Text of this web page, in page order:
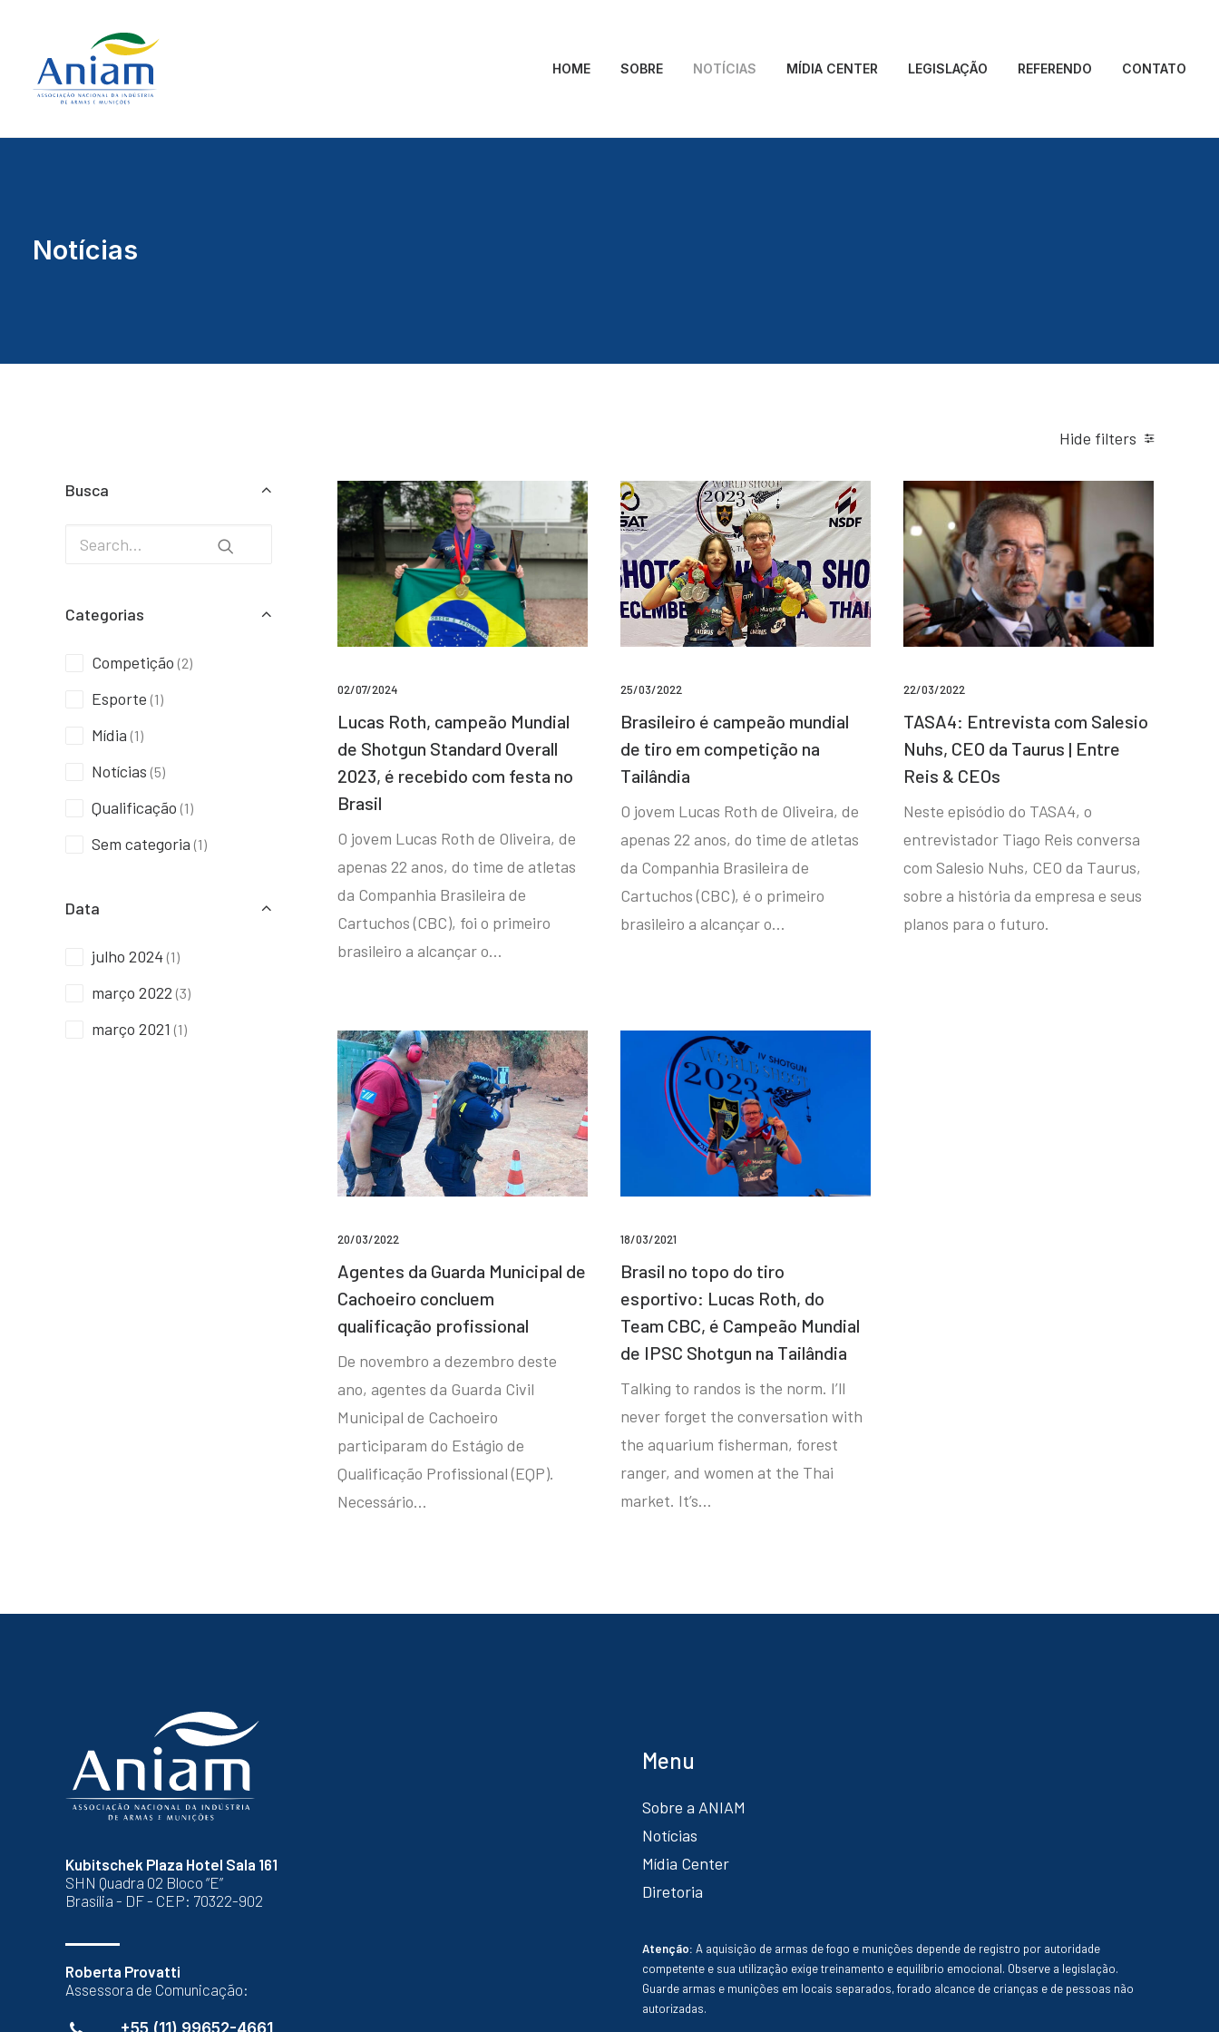
HOME SOBRE NOTÍCIAS MÍDIA CENTER LEGISLAÇÃO REFERENDO CONTATO
Notícias
Hide filters
Busca
Categorias
Competição (2)
Esporte (1)
Mídia (1)
Notícias (5)
Qualificação (1)
Sem categoria (1)
Data
julho 2024 (1)
março 2022 (3)
março 2021 (1)
02/07/2024
Lucas Roth, campeão Mundial
de Shotgun Standard Overall
2023, é recebido com festa no
Brasil
O jovem Lucas Roth de Oliveira, de
apenas 22 anos, do time de atletas
da Companhia Brasileira de
Cartuchos (CBC), foi o primeiro
brasileiro a alcançar o…
25/03/2022
Brasileiro é campeão mundial
de tiro em competição na
Tailândia
O jovem Lucas Roth de Oliveira, de
apenas 22 anos, do time de atletas
da Companhia Brasileira de
Cartuchos (CBC), é o primeiro
brasileiro a alcançar o…
22/03/2022
TASA4: Entrevista com Salesio
Nuhs, CEO da Taurus | Entre
Reis & CEOs
Neste episódio do TASA4, o
entrevistador Tiago Reis conversa
com Salesio Nuhs, CEO da Taurus,
sobre a história da empresa e seus
planos para o futuro.
20/03/2022
Agentes da Guarda Municipal de
Cachoeiro concluem
qualificação profissional
De novembro a dezembro deste
ano, agentes da Guarda Civil
Municipal de Cachoeiro
participaram do Estágio de
Qualificação Profissional (EQP).
Necessário…
18/03/2021
Brasil no topo do tiro
esportivo: Lucas Roth, do
Team CBC, é Campeão Mundial
de IPSC Shotgun na Tailândia
Talking to randos is the norm. I’ll
never forget the conversation with
the aquarium fisherman, forest
ranger, and women at the Thai
market. It’s…
Kubitschek Plaza Hotel Sala 161
SHN Quadra 02 Bloco “E”
Brasília - DF - CEP: 70322-902
Roberta Provatti
Assessora de Comunicação:
+55 (11) 99652-4661
Menu
Sobre a ANIAM
Notícias
Mídia Center
Diretoria
Atenção: A aquisição de armas de fogo e munições depende de registro por autoridade
competente e sua utilização exige treinamento e equilíbrio emocional. Observe a legislação.
Guarde armas e munições em locais separados, forado alcance de crianças e de pessoas não
autorizadas.